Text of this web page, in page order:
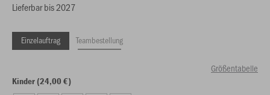
Lieferbar bis 2027
Einzelauftrag Teambestellung
Größentabelle
Kinder (24,00 €)